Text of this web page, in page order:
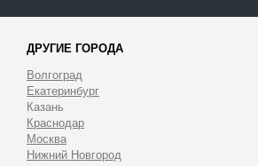
ДРУГИЕ ГОРОДА
Волгоград
Екатеринбург
Казань
Краснодар
Москва
Нижний Новгород